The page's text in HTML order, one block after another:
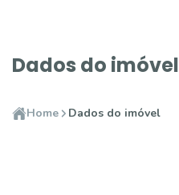
Dados do imóvel
Home Dados do imóvel